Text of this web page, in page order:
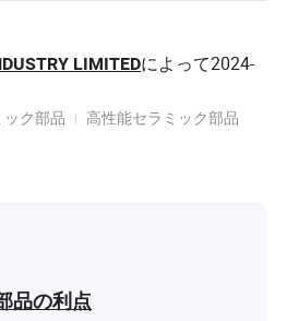
LIMITEDによって2024-
ック部品 高性能セラミック部品
品の利点